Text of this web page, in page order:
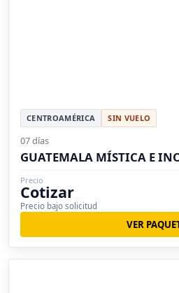
CENTROAMÉRICA SIN VUELO
07 días
GUATEMALA MÍSTICA E
Precio
Cotizar
Precio bajo solicitud
VER